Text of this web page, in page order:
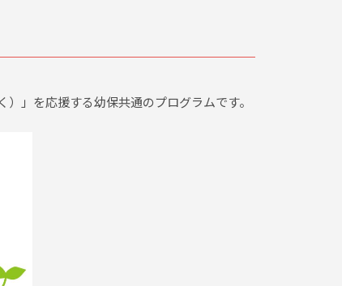
」を応援する幼保共通のプログラムです。